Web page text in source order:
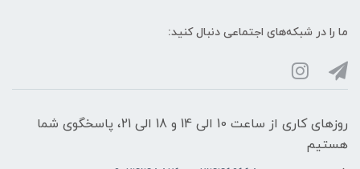
ما را در شبکه‌های اجتماعی دنبال کنید:
روزهای کاری از ساعت 10 الی 14 و 18 الی 21، پاسخگوی شما
هستیم